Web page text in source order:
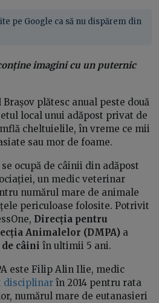
pe Google ca să nu dispărem din
imagini cu un puternic
plătesc anual peste două
local unui adăpost privat de
cheltuielile, în vreme ce mii
sau mor de foame.
ocupă de câinii din adăpost
un medic veterinar
numărul mare de animale
periculoase folosite. Potrivit
Direcția pentru
Animalelor (DMPA) a
de câini în ultimii 5 ani.
este Filip Alin Ilie, medic
disciplinarîn 2014 pentru rata
numărul mare de eutanasieri